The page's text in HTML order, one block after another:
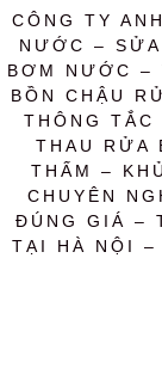
CÔNG TY
NƯỚC –
BƠM NƯỚC –
BỒN CHẬU
THÔNG
THAU RỬA
THẤM –
CHUYÊN
ĐÚNG GIÁ –
TẠI HÀ NỘI